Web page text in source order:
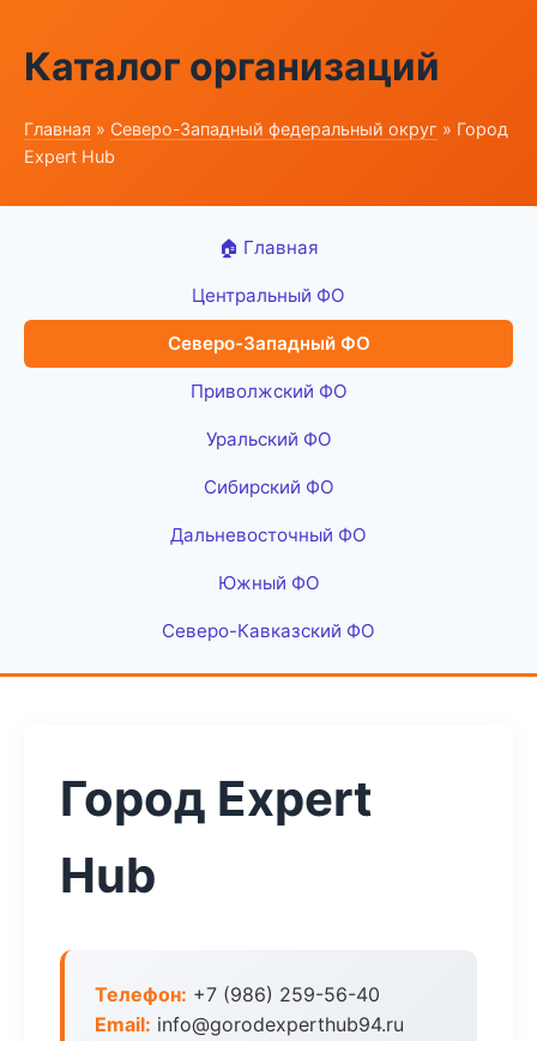
Каталог организаций
Главная » Северо-Западный федеральный округ » Город
Expert Hub
🏠 Главная
Центральный ФО
Северо-Западный ФО
Приволжский ФО
Уральский ФО
Сибирский ФО
Дальневосточный ФО
Южный ФО
Северо-Кавказский ФО
Город Expert
Hub
Телефон: +7 (986) 259-56-40
Email: info@gorodexperthub94.ru